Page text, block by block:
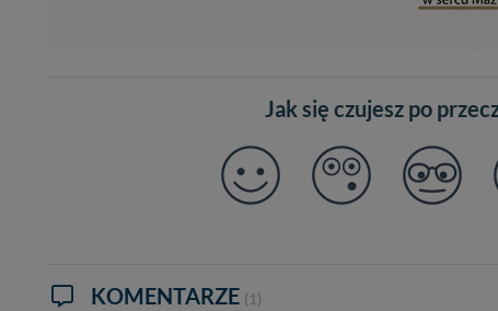
Jak się czujesz po
KOMENTARZE (1)
informacji zawartych
przypadkach nie